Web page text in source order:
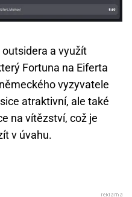
a využít
Fortuna na Eiferta
vyzyvatele
atraktivní, ale také
na vítězství, což je
v úvahu.